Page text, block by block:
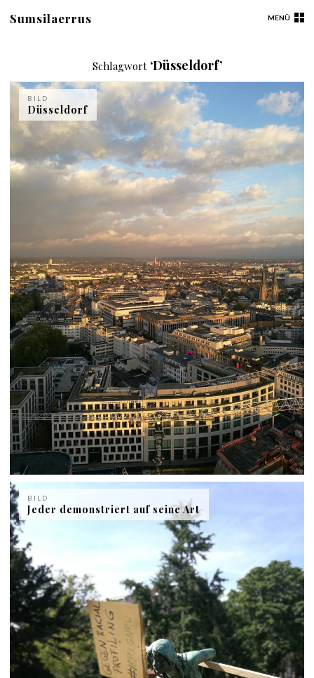
MENÜ
Sumsilaerrus
Schlagwort‘Düsseldorf’
BILD
Düsseldorf
BILD
Jeder demonstriert auf seine Art